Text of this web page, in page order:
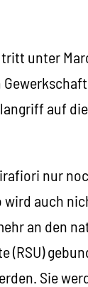
unter
auf
nur
wird auch
an den
(RSU)
Sie